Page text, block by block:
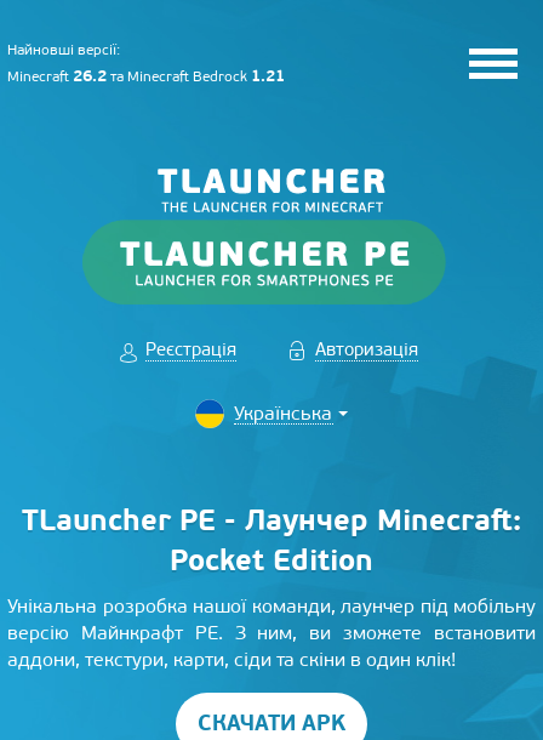
Найновші версії:
Minecraft 26.2 та Minecraft Bedrock 1.21
Реєстрація Авторизація
TLauncher PE - Лаунчер Minecraft:
Pocket Edition
Унікальна розробка нашої команди, лаунчер під мобільну
версію Майнкрафт PE. З ним, ви зможете встановити
аддони, текстури, карти, сіди та скіни в один клік!
СКАЧАТИ APK